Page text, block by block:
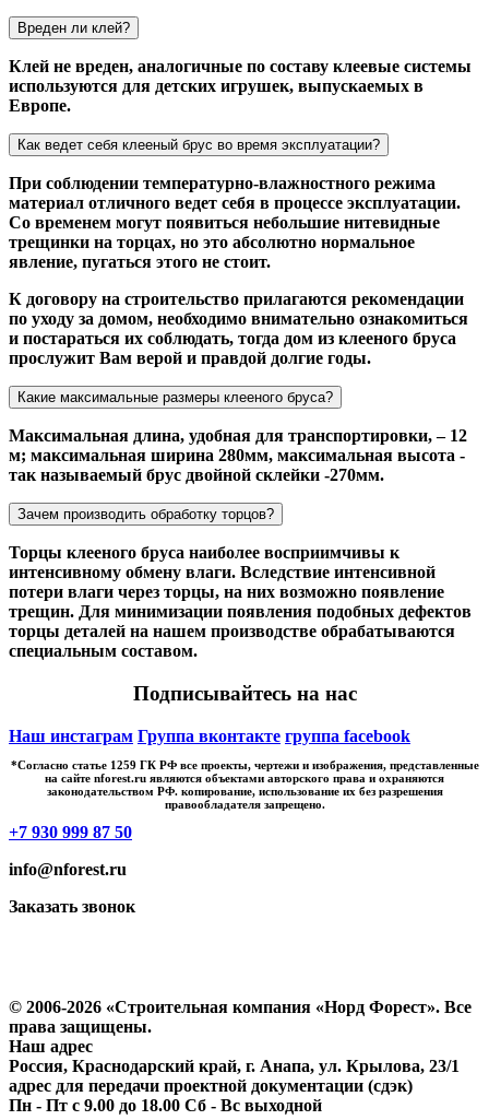
Вреден ли клей?
Клей не вреден, аналогичные по составу клеевые системы
используются для детских игрушек, выпускаемых в
Европе.
Как ведет себя клееный брус во время эксплуатации?
При соблюдении температурно-влажностного режима
материал отличного ведет себя в процессе эксплуатации.
Со временем могут появиться небольшие нитевидные
трещинки на торцах, но это абсолютно нормальное
явление, пугаться этого не стоит.
К договору на строительство прилагаются рекомендации
по уходу за домом, необходимо внимательно ознакомиться
и постараться их соблюдать, тогда дом из клееного бруса
прослужит Вам верой и правдой долгие годы.
Какие максимальные размеры клееного бруса?
Максимальная длина, удобная для транспортировки, – 12
м; максимальная ширина 280мм, максимальная высота -
так называемый брус двойной склейки -270мм.
Зачем производить обработку торцов?
Торцы клееного бруса наиболее восприимчивы к
интенсивному обмену влаги. Вследствие интенсивной
потери влаги через торцы, на них возможно появление
трещин. Для минимизации появления подобных дефектов
торцы деталей на нашем производстве обрабатываются
специальным составом.
Подписывайтесь на нас
Наш инстаграм Группа вконтакте группа facebook
*Cогласно статье 1259 ГК РФ все проекты, чертежи и изображения, представленные
на сайте nforest.ru являются объектами авторского права и охраняются
законодательством РФ. копирование, использование их без разрешения
правообладателя запрещено.
+7 930 999 87 50
info@nforest.ru
Заказать звонок
© 2006-2026 «Строительная компания «Норд Форест». Все
права защищены.
Наш адрес
Россия, Краснодарский край, г. Анапа, ул. Крылова, 23/1
адрес для передачи проектной документации (сдэк)
Пн - Пт с 9.00 до 18.00 Сб - Вс выходной